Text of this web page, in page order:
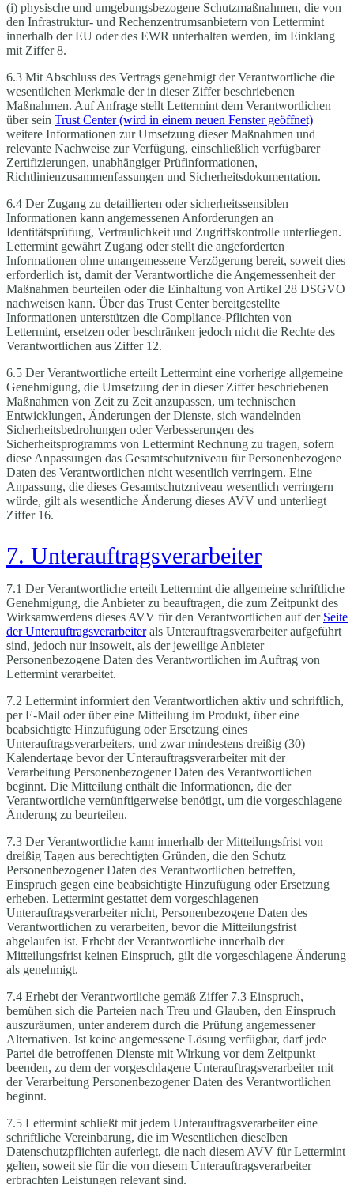
(i) physische und umgebungsbezogene Schutzmaßnahmen, die von
den Infrastruktur- und Rechenzentrumsanbietern von Lettermint
innerhalb der EU oder des EWR unterhalten werden, im Einklang
mit Ziffer 8.
6.3 Mit Abschluss des Vertrags genehmigt der Verantwortliche die
wesentlichen Merkmale der in dieser Ziffer beschriebenen
Maßnahmen. Auf Anfrage stellt Lettermint dem Verantwortlichen
über sein Trust Center(wird in einem neuen Fenster geöffnet)
weitere Informationen zur Umsetzung dieser Maßnahmen und
relevante Nachweise zur Verfügung, einschließlich verfügbarer
Zertifizierungen, unabhängiger Prüfinformationen,
Richtlinienzusammenfassungen und Sicherheitsdokumentation.
6.4 Der Zugang zu detaillierten oder sicherheitssensiblen
Informationen kann angemessenen Anforderungen an
Identitätsprüfung, Vertraulichkeit und Zugriffskontrolle unterliegen.
Lettermint gewährt Zugang oder stellt die angeforderten
Informationen ohne unangemessene Verzögerung bereit, soweit dies
erforderlich ist, damit der Verantwortliche die Angemessenheit der
Maßnahmen beurteilen oder die Einhaltung von Artikel 28 DSGVO
nachweisen kann. Über das Trust Center bereitgestellte
Informationen unterstützen die Compliance-Pflichten von
Lettermint, ersetzen oder beschränken jedoch nicht die Rechte des
Verantwortlichen aus Ziffer 12.
6.5 Der Verantwortliche erteilt Lettermint eine vorherige allgemeine
Genehmigung, die Umsetzung der in dieser Ziffer beschriebenen
Maßnahmen von Zeit zu Zeit anzupassen, um technischen
Entwicklungen, Änderungen der Dienste, sich wandelnden
Sicherheitsbedrohungen oder Verbesserungen des
Sicherheitsprogramms von Lettermint Rechnung zu tragen, sofern
diese Anpassungen das Gesamtschutzniveau für Personenbezogene
Daten des Verantwortlichen nicht wesentlich verringern. Eine
Anpassung, die dieses Gesamtschutzniveau wesentlich verringern
würde, gilt als wesentliche Änderung dieses AVV und unterliegt
Ziffer 16.
7. Unterauftragsverarbeiter
7.1 Der Verantwortliche erteilt Lettermint die allgemeine schriftliche
Genehmigung, die Anbieter zu beauftragen, die zum Zeitpunkt des
Wirksamwerdens dieses AVV für den Verantwortlichen auf der Seite
der Unterauftragsverarbeiterals Unterauftragsverarbeiter aufgeführt
sind, jedoch nur insoweit, als der jeweilige Anbieter
Personenbezogene Daten des Verantwortlichen im Auftrag von
Lettermint verarbeitet.
7.2 Lettermint informiert den Verantwortlichen aktiv und schriftlich,
per E-Mail oder über eine Mitteilung im Produkt, über eine
beabsichtigte Hinzufügung oder Ersetzung eines
Unterauftragsverarbeiters, und zwar mindestens dreißig (30)
Kalendertage bevor der Unterauftragsverarbeiter mit der
Verarbeitung Personenbezogener Daten des Verantwortlichen
beginnt. Die Mitteilung enthält die Informationen, die der
Verantwortliche vernünftigerweise benötigt, um die vorgeschlagene
Änderung zu beurteilen.
7.3 Der Verantwortliche kann innerhalb der Mitteilungsfrist von
dreißig Tagen aus berechtigten Gründen, die den Schutz
Personenbezogener Daten des Verantwortlichen betreffen,
Einspruch gegen eine beabsichtigte Hinzufügung oder Ersetzung
erheben. Lettermint gestattet dem vorgeschlagenen
Unterauftragsverarbeiter nicht, Personenbezogene Daten des
Verantwortlichen zu verarbeiten, bevor die Mitteilungsfrist
abgelaufen ist. Erhebt der Verantwortliche innerhalb der
Mitteilungsfrist keinen Einspruch, gilt die vorgeschlagene Änderung
als genehmigt.
7.4 Erhebt der Verantwortliche gemäß Ziffer 7.3 Einspruch,
bemühen sich die Parteien nach Treu und Glauben, den Einspruch
auszuräumen, unter anderem durch die Prüfung angemessener
Alternativen. Ist keine angemessene Lösung verfügbar, darf jede
Partei die betroffenen Dienste mit Wirkung vor dem Zeitpunkt
beenden, zu dem der vorgeschlagene Unterauftragsverarbeiter mit
der Verarbeitung Personenbezogener Daten des Verantwortlichen
beginnt.
7.5 Lettermint schließt mit jedem Unterauftragsverarbeiter eine
schriftliche Vereinbarung, die im Wesentlichen dieselben
Datenschutzpflichten auferlegt, die nach diesem AVV für Lettermint
gelten, soweit sie für die von diesem Unterauftragsverarbeiter
erbrachten Leistungen relevant sind.